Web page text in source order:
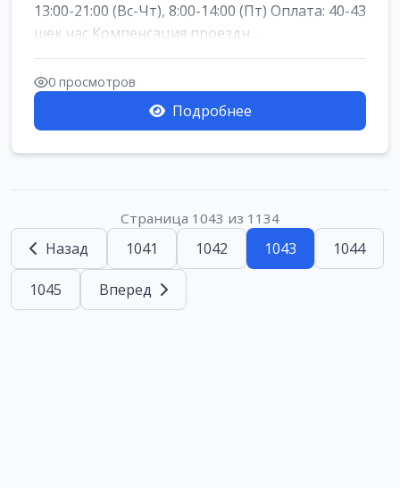
13:00-21:00 (Вс-Чт), 8:00-14:00 (Пт) Оплата: 40-43
шек час Компенсация проездн...
0 просмотров
Подробнее
Страница 1043 из 1134
Назад 1041 1042 1043 1044
1045 Вперед